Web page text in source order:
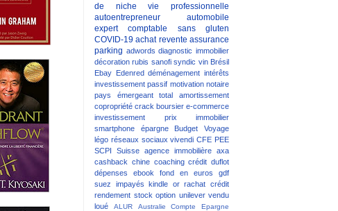
de niche
vie professionnelle
autoentrepreneur
automobile
expert comptable
sans gluten
COVID-19 achat revente assurance
parking adwords diagnostic immobilier
décoration rubis sanofi syndic vin Brésil
Ebay Edenred déménagement intérêts
investissement passif motivation notaire
pays émergeant
total
amortissement
copropriété crack boursier e-commerce
investissement
prix immobilier
smartphone
épargne Budget
Voyage
légo réseaux sociaux vivendi CFE PEE
SCPI
Suisse agence immobilière axa
cashback chine coaching crédit duflot
dépenses
ebook fond en euros
gdf
suez
impayés kindle or rachat crédit
rendement stock option unilever vendu
loué
ALUR Australie
Compte Epargne